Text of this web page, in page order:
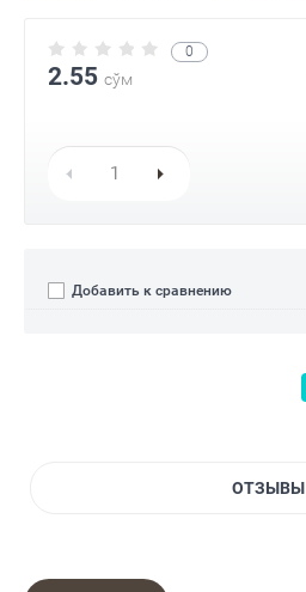
0
2.55 сўм
Добавить к сравнению
ОТЗЫВЫ